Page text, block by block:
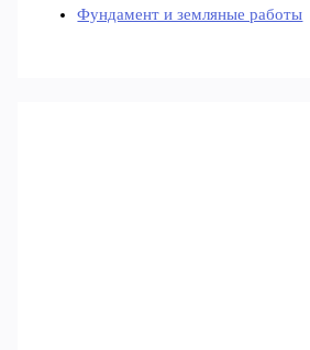
Фундамент и земляные работы